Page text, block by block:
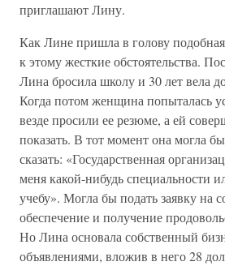
приглашают Лину.
Как Лине пришла в голову
к этому жесткие обстоятельства.
Лина бросила школу и 30 лет вела
Когда потом женщина попыталась
везде просили ее резюме, а ей
показать. В тот момент она могла
сказать: «Государственная
меня какой-нибудь специальности
учебу». Могла бы подать заявку на
обеспечение и получение
Но Лина основала собственный
объявлениями, вложив в него 28